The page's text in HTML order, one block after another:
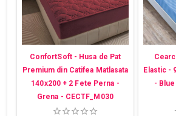
ConfortSoft - Husa de Pat
Premium din Catifea Matlasata
140x200 + 2 Fete Perna -
Grena - CECTF_M030
Elastic -
-